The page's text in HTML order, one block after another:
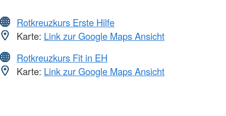
Rotkreuzkurs Erste Hilfe
Karte: Link zur Google Maps Ansicht
Rotkreuzkurs Fit in EH
Karte: Link zur Google Maps Ansicht